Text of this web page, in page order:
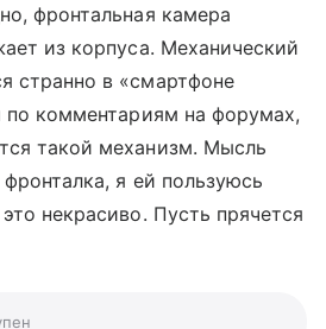
фронтальная камера
из корпуса. Механический
странно в «смартфоне
по комментариям на форумах,
такой механизм. Мысль
я ей пользуюсь
некрасиво. Пусть прячется